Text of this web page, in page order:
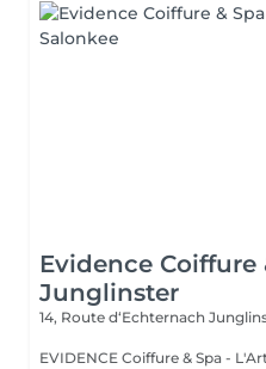
Evidence Coiffure
Junglinster
14, Route d‘Echternach
EVIDENCE Coiffure & Spa -